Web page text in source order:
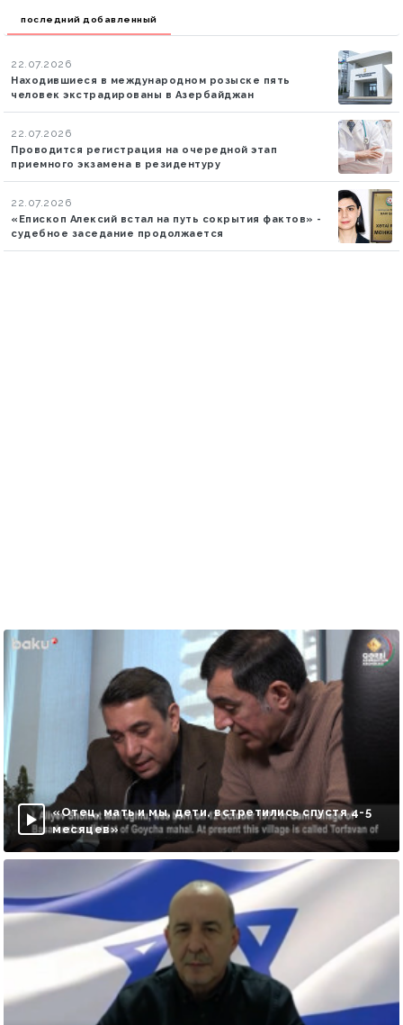
последний добавленный
22.07.2026
Находившиеся в международном розыске пять
человек экстрадированы в Азербайджан
22.07.2026
Проводится регистрация на очередной этап
приемного экзамена в резидентуру
22.07.2026
«Епископ Алексий встал на путь сокрытия фактов» -
судебное заседание продолжается
«Отец, мать и мы, дети, встретились спустя 4-5
месяцев»